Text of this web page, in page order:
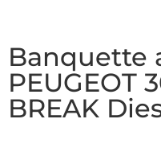
Banquette
PEUGEOT
BREAK